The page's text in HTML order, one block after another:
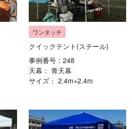
クイックテント(スチール)
事例番号：248
天幕： 青天幕
サイズ： 2.4m×2.4m